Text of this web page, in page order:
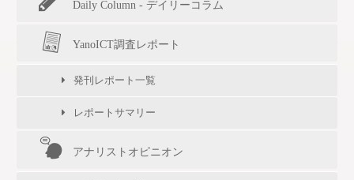
Daily Column - デイリーコラム
YanoICT調査レポート
発刊レポート一覧
レポートサマリー
アナリストオピニオン